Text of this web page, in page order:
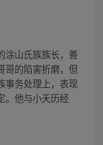
涂山氏族族长，善
哥的陷害折磨，但
事务处理上，表现
。他与小夭历经